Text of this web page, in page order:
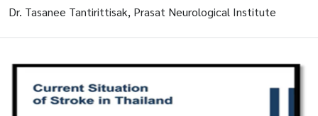
Dr. Tasanee Tantirittisak, Prasat Neurological Institute